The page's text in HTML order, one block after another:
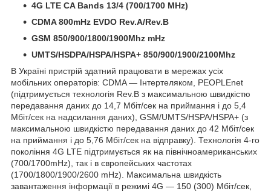
4G LTE CA Bands 13/4 (700/1700 MHz)
CDMA 800mHz EVDO Rev.A/Rev.B
GSM 850/900/1800/1900Mhz mHz
UMTS/HSDPA/HSPA/HSPA+ 850/900/1900/2100Mhz
В Україні пристрій здатний працювати в мережах усіх
мобільних операторів: CDMA — Інтертеляком, PEOPLEnet
(підтримується технологія Rev.B з максимальною швидкістю
передавання даних до 14,7 Мбіт/сек на приймання і до 5,4
Мбіт/сек на надсилання даних), GSM/UMTS/HSPA/HSPA+ (з
максимальною швидкістю передавання даних до 42 Мбіт/сек
на приймання і до 5,76 Мбіт/сек на відправку). Технологія 4-го
покоління 4G LTE підтримується як на північноамериканських
(700/1700mHz), так і в європейських частотах
(1700/1800/1900/2600 mHz). Максимальна швидкість
завантаження інформації в режимі 4G — 150 (300) Мбіт/сек,